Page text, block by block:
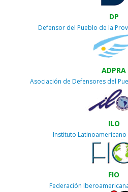
DP
Defensor del Pueblo de la
ADPRA
Asociación de Defensores del
ILO
Instituto
FIO
Federación